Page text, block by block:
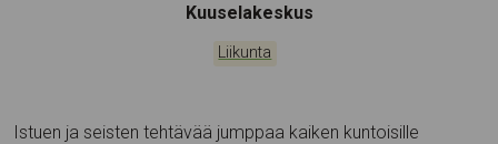
Tapahtumapaikka:
Kuuselakeskus
Kategoriat:
Liikunta
Istuen ja seisten tehtävää jumppaa kaiken kuntoisille